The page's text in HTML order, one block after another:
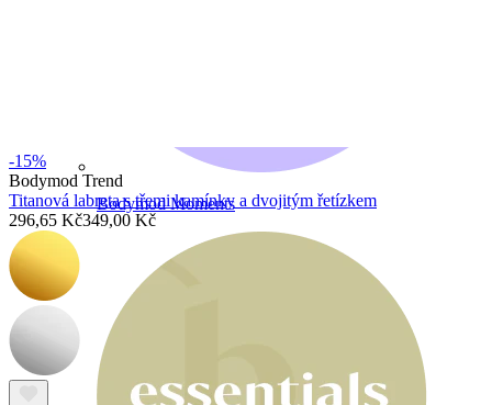
Bodymod Moments
-15%
Bodymod Trend
Titanová labreta s třemi kamínky a dvojitým řetízkem
296,65 Kč349,00 Kč